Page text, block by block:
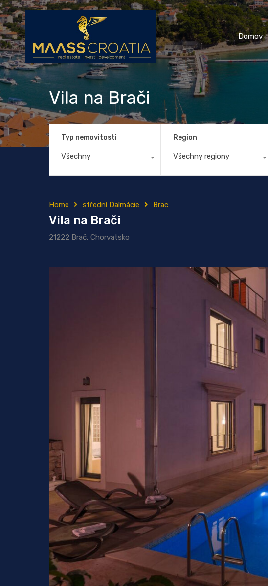
Domov
Vila na Brači
Typ nemovitosti
Všechny
Region
Všechny regiony
Home střední Dalmácie Brac
Vila na Brači
21222 Brač, Chorvatsko